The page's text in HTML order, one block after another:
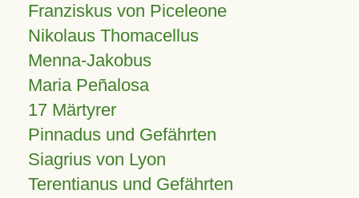
Franziskus von Piceleone
Nikolaus Thomacellus
Menna-Jakobus
Maria Peñalosa
17 Märtyrer
Pinnadus und Gefährten
Siagrius von Lyon
Terentianus und Gefährten